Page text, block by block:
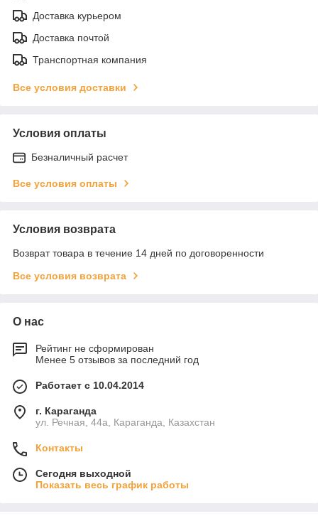
Доставка курьером
Доставка почтой
Транспортная компания
Все условия доставки
Условия оплаты
Безналичный расчет
Все условия оплаты
Условия возврата
Возврат товара в течение 14 дней по договоренности
Все условия возврата
О нас
Рейтинг не сформирован
Менее 5 отзывов за последний год
Работает с 10.04.2014
г. Караганда
ул. Речная, 44а, Караганда, Казахстан
Контакты
Сегодня выходной
Показать весь график работы